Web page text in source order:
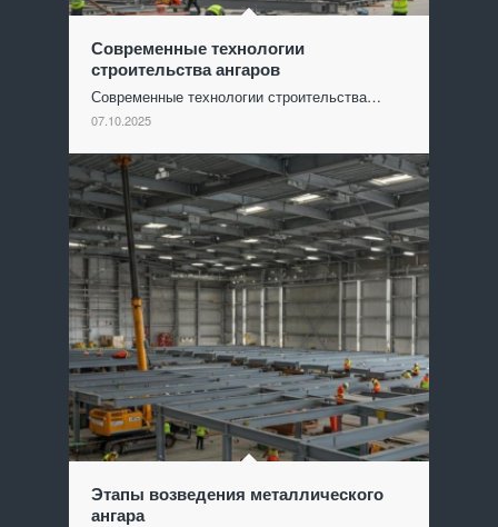
Современные технологии
строительства ангаров
Современные технологии строительства…
07.10.2025
Этапы возведения металлического
ангара